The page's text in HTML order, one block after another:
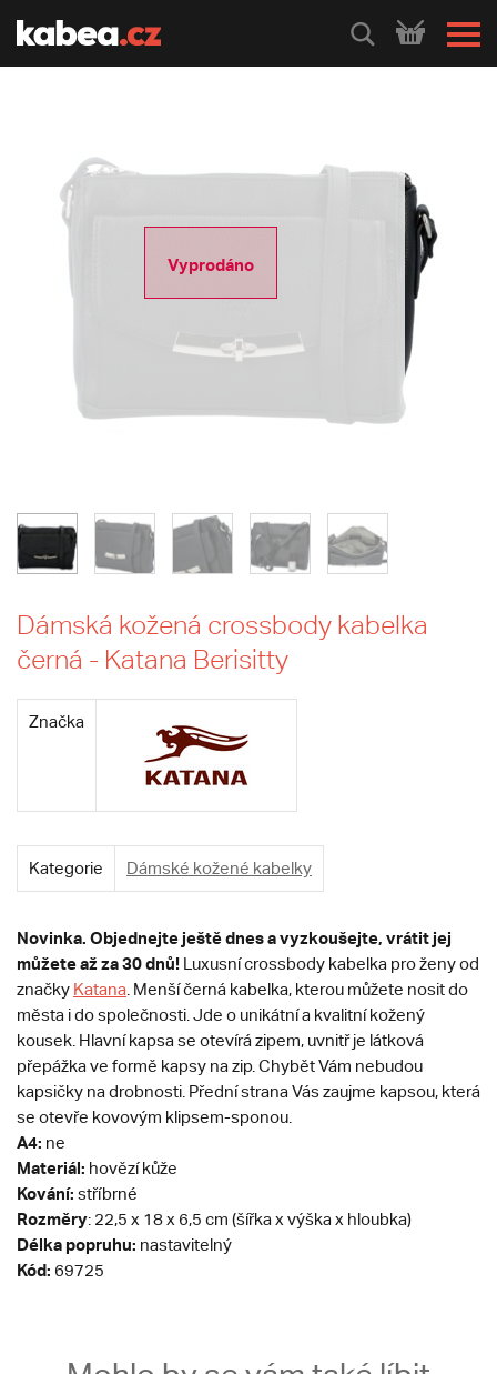
HLEDEJ
Vyprodáno
Dámská kožená crossbody kabelka
černá - Katana Berisitty
Značka
Kategorie Dámské kožené kabelky
Novinka. Objednejte ještě dnes a vyzkoušejte, vrátit jej
můžete až za 30 dnů! Luxusní crossbody kabelka pro ženy od
značky Katana . Menší černá kabelka, kterou můžete nosit do
města i do společnosti. Jde o unikátní a kvalitní kožený
kousek. Hlavní kapsa se otevírá zipem, uvnitř je látková
přepážka ve formě kapsy na zip. Chybět Vám nebudou
kapsičky na drobnosti. Přední strana Vás zaujme kapsou, která
se otevře kovovým klipsem-sponou.
A4: ne
Materiál: hovězí kůže
Kování: stříbrné
Rozměry: 22,5 x 18 x 6,5 cm (šířka x výška x hloubka)
Délka popruhu: nastavitelný
Kód: 69725